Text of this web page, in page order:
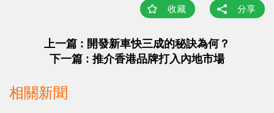
收藏 分享
上一篇 : 開發新車快三成的秘訣為何？
下一篇 : 推介香港品牌打入內地市場
相關新聞